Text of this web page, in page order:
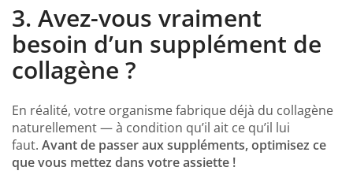
3. Avez-vous vraiment
besoin d’un supplément de
collagène ?
En réalité, votre organisme fabrique déjà du collagène
naturellement — à condition qu’il ait ce qu’il lui
faut. Avant de passer aux suppléments, optimisez ce
que vous mettez dans votre assiette !